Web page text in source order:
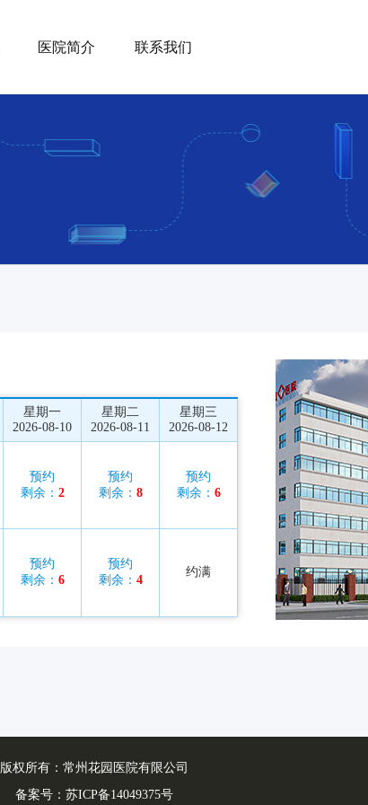
医院简介 联系我们
星期一
2026-08-10
星期二
2026-08-11
星期三
2026-08-12
预约
剩余： 2
预约
剩余： 8
预约
剩余： 6
预约
剩余： 6
预约
剩余： 4
约满
版权所有：常州花园医院有限公司
备案号： 苏ICP备14049375号